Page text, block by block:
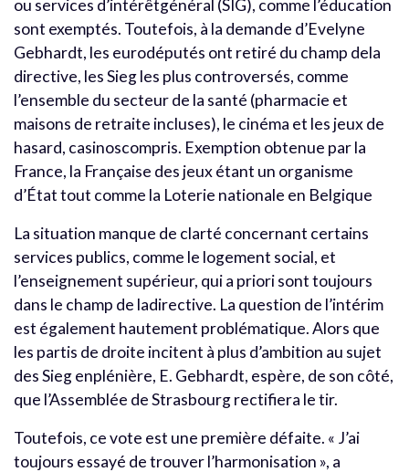
ou services d’intérêtgénéral (SIG), comme l’éducation
sont exemptés. Toutefois, à la demande d’Evelyne
Gebhardt, les eurodéputés ont retiré du champ dela
directive, les Sieg les plus controversés, comme
l’ensemble du secteur de la santé (pharmacie et
maisons de retraite incluses), le cinéma et les jeux de
hasard, casinoscompris. Exemption obtenue par la
France, la Française des jeux étant un organisme
d’État tout comme la Loterie nationale en Belgique
La situation manque de clarté concernant certains
services publics, comme le logement social, et
l’enseignement supérieur, qui a priori sont toujours
dans le champ de ladirective. La question de l’intérim
est également hautement problématique. Alors que
les partis de droite incitent à plus d’ambition au sujet
des Sieg enplénière, E. Gebhardt, espère, de son côté,
que l’Assemblée de Strasbourg rectifiera le tir.
Toutefois, ce vote est une première défaite. « J’ai
toujours essayé de trouver l’harmonisation », a